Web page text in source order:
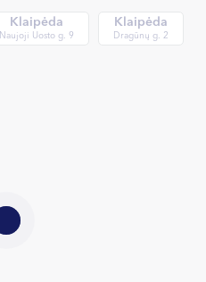
Klaipėda
Naujoji Uosto g. 9
Klaipėda
Dragūnų g. 2